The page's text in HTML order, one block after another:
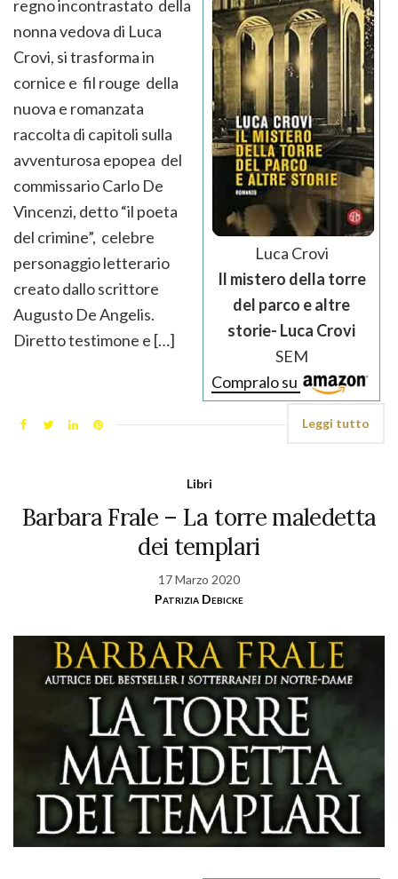
Luca Crovi
Il mistero della torre
del parco e altre
storie- Luca Crovi
SEM
Compralo su
regno incontrastato della
nonna vedova di Luca
Crovi, si trasforma in
cornice e fil rouge della
nuova e romanzata
raccolta di capitoli sulla
avventurosa epopea del
commissario Carlo De
Vincenzi, detto “il poeta
del crimine”, celebre
personaggio letterario
creato dallo scrittore
Augusto De Angelis.
Diretto testimone e […]
Leggi tutto
Libri
Barbara Frale – La torre maledetta
dei templari
17 Marzo 2020
Patrizia Debicke